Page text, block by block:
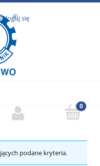
się
podane kryteria.